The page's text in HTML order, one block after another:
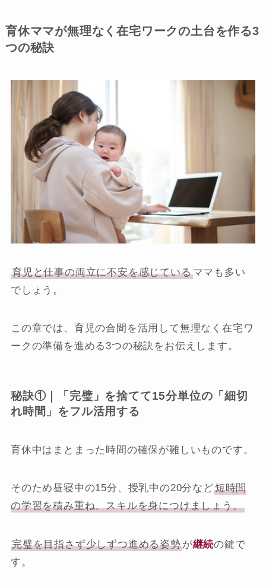
育休ママが無理なく在宅ワークの土台を作る3
つの秘訣
育児と仕事の両立に不安を感じているママも多い
でしょう。
この章では、育児の合間を活用して無理なく在宅ワ
ークの準備を進める3つの秘訣をお伝えします。
秘訣①｜「完璧」を捨てて15分単位の「細切
れ時間」をフル活用する
育休中はまとまった時間の確保が難しいものです。
そのため昼寝中の15分、授乳中の20分など短時間
の学習を積み重ね、スキルを身につけましょう。
完璧を目指さず少しずつ進める姿勢が継続の鍵で
す。